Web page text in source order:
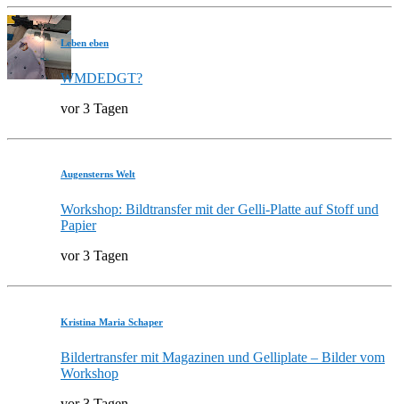
Leben eben
WMDEDGT?
vor 3 Tagen
Augensterns Welt
Workshop: Bildtransfer mit der Gelli-Platte auf Stoff und
Papier
vor 3 Tagen
Kristina Maria Schaper
Bildertransfer mit Magazinen und Gelliplate – Bilder vom
Workshop